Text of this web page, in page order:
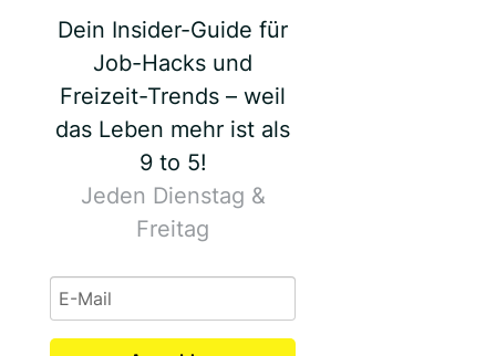
Dein Insider-Guide für
Job-Hacks und
Freizeit-Trends – weil
das Leben mehr ist als
9 to 5!
Jeden Dienstag &
Freitag